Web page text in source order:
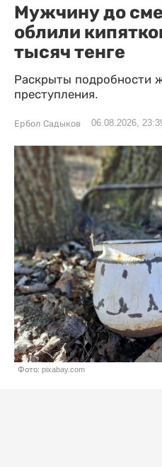
Мужчину до
облили
тысяч тенге
Раскрыты подробности
преступления.
Ербол Садыков 06.08.2026,
Фото: pixabay.com